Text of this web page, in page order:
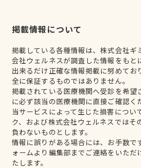
掲載情報について
掲載している各種情報は、株式会社ギ
会社ウェルネスが調査した情報をもと
出来るだけ正確な情報掲載に努めてお
全に保証するものではありません。
掲載されている医療機関へ受診を希望
に必ず該当の医療機関に直接ご確認く
当サービスによって生じた損害につい
ク、および株式会社ウェルネスではそ
負わないものとします。
情報に誤りがある場合には、お手数で
ォームより編集部までご連絡をいただ
たします。